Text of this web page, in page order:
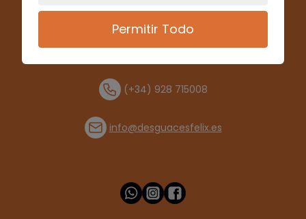
(+34) 928 715008
info@desguacesfelix.es
Permitir Todo